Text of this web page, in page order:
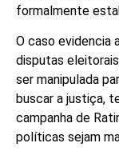
formalmente
O caso evidencia
disputas
ser manipulada
buscar a justiça,
campanha de
políticas sejam